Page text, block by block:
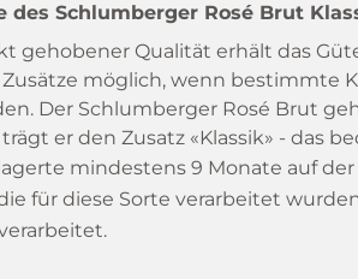
Schlumberger Rosé Brut
gehobener Qualität erhält das
möglich, wenn bestimmte
Der Schlumberger Rosé Brut
er den Zusatz «Klassik» - das
mindestens 9 Monate auf der
für diese Sorte verarbeitet